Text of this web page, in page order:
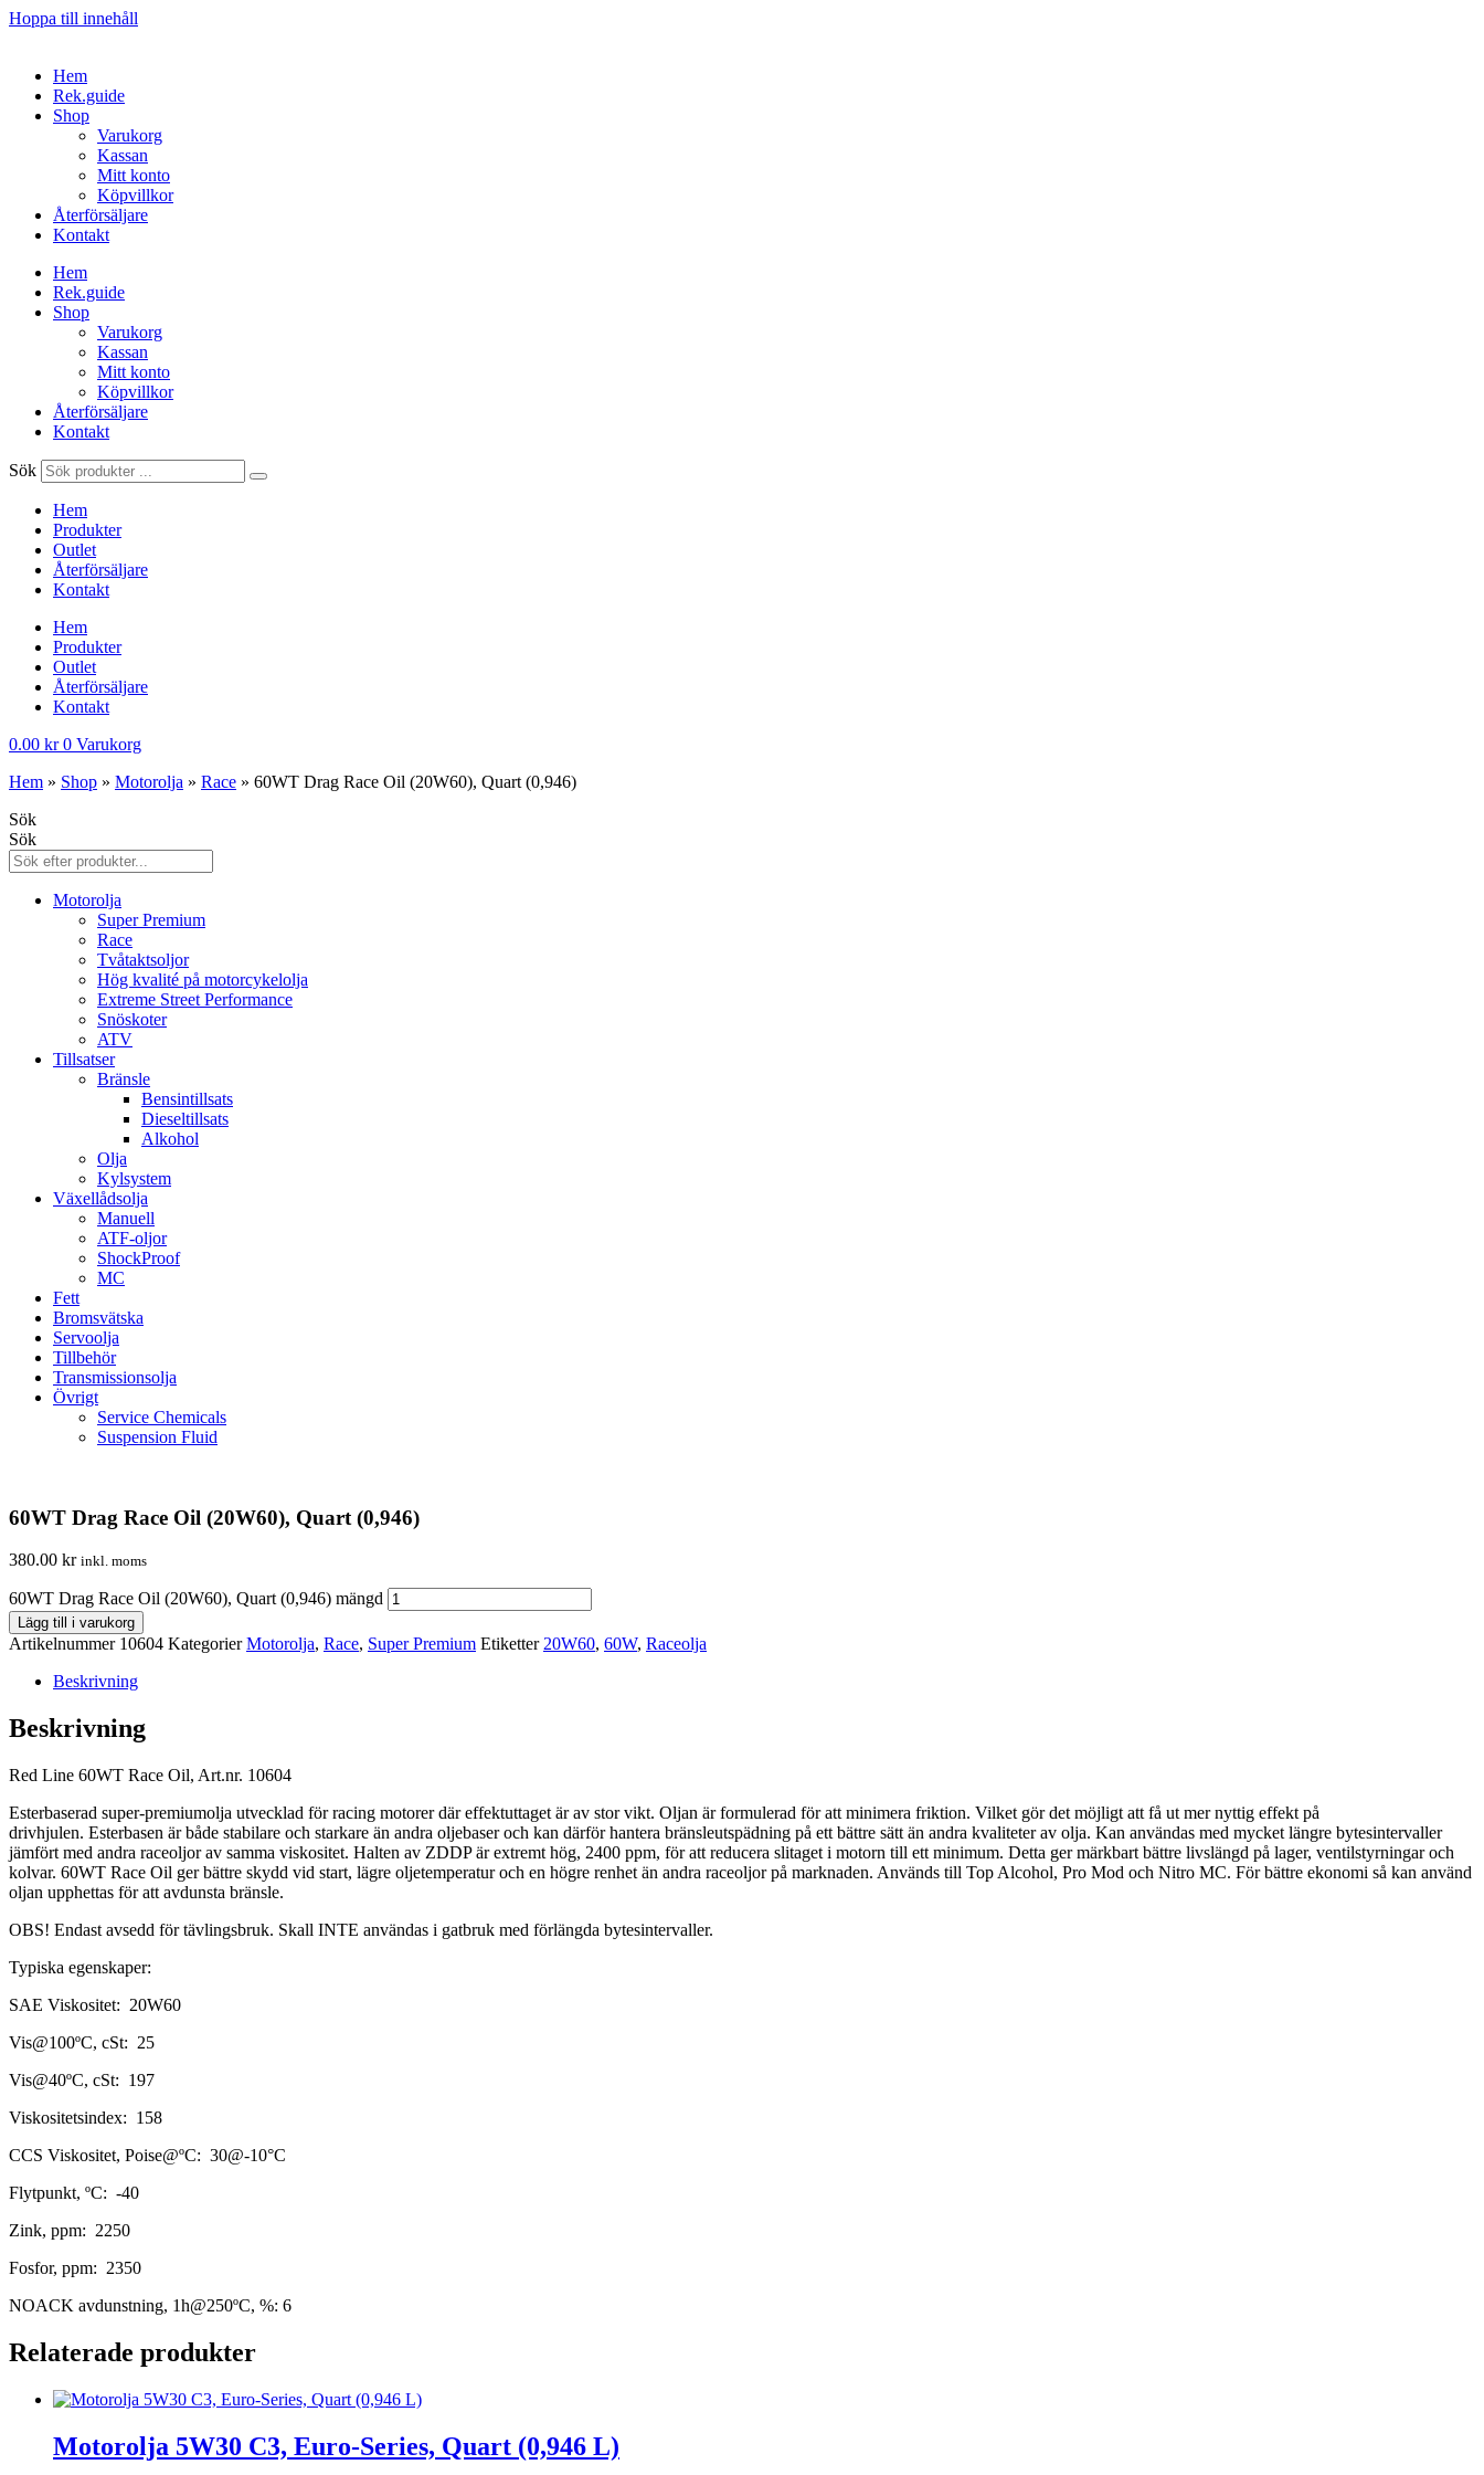
Hoppa till innehåll
Hem
Rek.guide
Shop
Varukorg
Kassan
Mitt konto
Köpvillkor
Återförsäljare
Kontakt
Hem
Rek.guide
Shop
Varukorg
Kassan
Mitt konto
Köpvillkor
Återförsäljare
Kontakt
Sök
Hem
Produkter
Outlet
Återförsäljare
Kontakt
Hem
Produkter
Outlet
Återförsäljare
Kontakt
0.00 kr 0 Varukorg
Hem » Shop » Motorolja » Race » 60WT Drag Race Oil (20W60), Quart (0,946)
Sök
Sök
Motorolja
Super Premium
Race
Tvåtaktsoljor
Hög kvalité på motorcykelolja
Extreme Street Performance
Snöskoter
ATV
Tillsatser
Bränsle
Bensintillsats
Dieseltillsats
Alkohol
Olja
Kylsystem
Växellådsolja
Manuell
ATF-oljor
ShockProof
MC
Fett
Bromsvätska
Servoolja
Tillbehör
Transmissionsolja
Övrigt
Service Chemicals
Suspension Fluid
60WT Drag Race Oil (20W60), Quart (0,946)
380.00 kr inkl. moms
60WT Drag Race Oil (20W60), Quart (0,946) mängd
Lägg till i varukorg
Artikelnummer 10604 Kategorier Motorolja, Race, Super Premium Etiketter 20W60, 60W, Raceolja
Beskrivning
Beskrivning
Red Line 60WT Race Oil, Art.nr. 10604
Esterbaserad super-premiumolja utvecklad för racing motorer där effektuttaget är av stor vikt. Oljan är formulerad för att minimera friktion. Vilket gör det möjligt att få ut mer nyttig effekt på
drivhjulen. Esterbasen är både stabilare och starkare än andra oljebaser och kan därför hantera bränsleutspädning på ett bättre sätt än andra kvaliteter av olja. Kan användas med mycket längre bytesintervaller
jämfört med andra raceoljor av samma viskositet. Halten av ZDDP är extremt hög, 2400 ppm, för att reducera slitaget i motorn till ett minimum. Detta ger märkbart bättre livslängd på lager, ventilstyrningar och
kolvar. 60WT Race Oil ger bättre skydd vid start, lägre oljetemperatur och en högre renhet än andra raceoljor på marknaden. Används till Top Alcohol, Pro Mod och Nitro MC. För bättre ekonomi så kan använd
oljan upphettas för att avdunsta bränsle.
OBS! Endast avsedd för tävlingsbruk. Skall INTE användas i gatbruk med förlängda bytesintervaller.
Typiska egenskaper:
SAE Viskositet: 20W60
Vis@100ºC, cSt: 25
Vis@40ºC, cSt: 197
Viskositetsindex: 158
CCS Viskositet, Poise@ºC: 30@-10°C
Flytpunkt, ºC: -40
Zink, ppm: 2250
Fosfor, ppm: 2350
NOACK avdunstning, 1h@250ºC, %: 6
Relaterade produkter
Motorolja 5W30 C3, Euro-Series, Quart (0,946 L)